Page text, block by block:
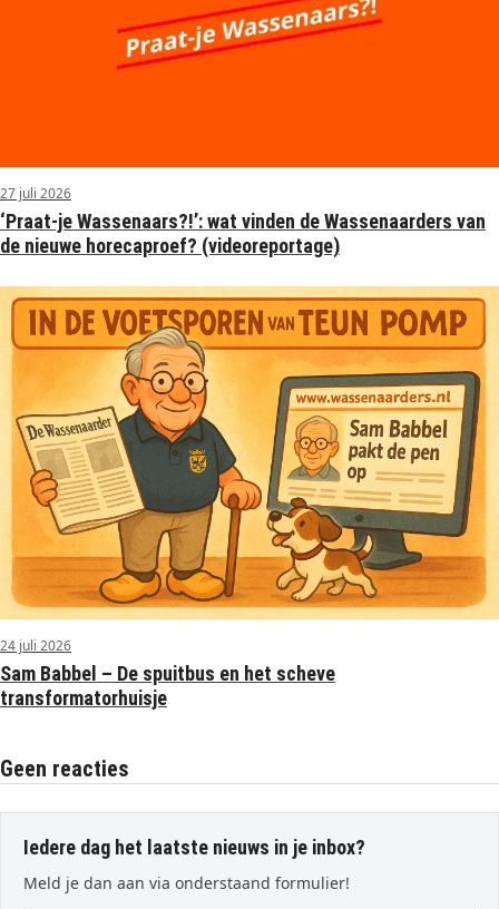
27 juli 2026
‘Praat-je Wassenaars?!’: wat vinden de Wassenaarders van
de nieuwe horecaproef? (videoreportage)
24 juli 2026
Sam Babbel – De spuitbus en het scheve
transformatorhuisje
Geen reacties
Iedere dag het laatste nieuws in je inbox?
Meld je dan aan via onderstaand formulier!